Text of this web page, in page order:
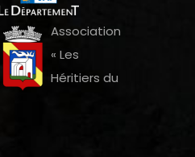
Association
« Les
Héritiers du